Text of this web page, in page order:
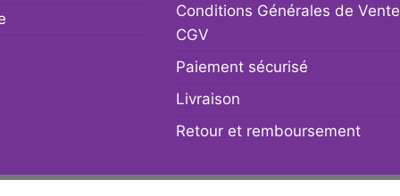
Conditions Générales de Vente
CGV
Paiement sécurisé
Livraison
Retour et remboursement